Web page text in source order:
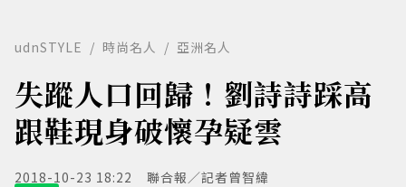
udnSTYLE 時尚名人 亞洲名人
失蹤人口回歸！劉詩詩踩高
跟鞋現身破懷孕疑雲
2018-10-23 18:22 聯合報／記者曾智緯